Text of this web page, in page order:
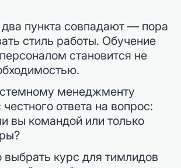
два пункта совпадают — пора
стиль работы. Обучение
становится не
менеджменту
ответа на вопрос:
вы командой или только
курс для тимлидов